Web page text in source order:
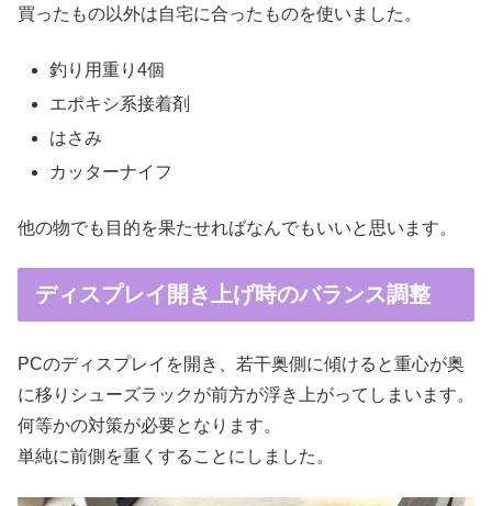
買ったもの以外は自宅に合ったものを使いました。
釣り用重り4個
エポキシ系接着剤
はさみ
カッターナイフ
他の物でも目的を果たせればなんでもいいと思います。
ディスプレイ開き上げ時のバランス調整
PCのディスプレイを開き、若干奥側に傾けると重心が奥
に移りシューズラックが前方が浮き上がってしまいます。
何等かの対策が必要となります。
単純に前側を重くすることにしました。